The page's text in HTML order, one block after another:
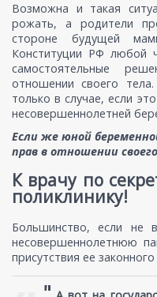
Возможна и такая
рожать, а родители
стороне будущей
Конституции РФ любой
самостоятельные
отношении своего
только в случае, если
несовершеннолетней
Если же юной
прав в отношении
К врачу по
поликлинику!
Большинство, если не
несовершеннолетнюю
присутствия ее